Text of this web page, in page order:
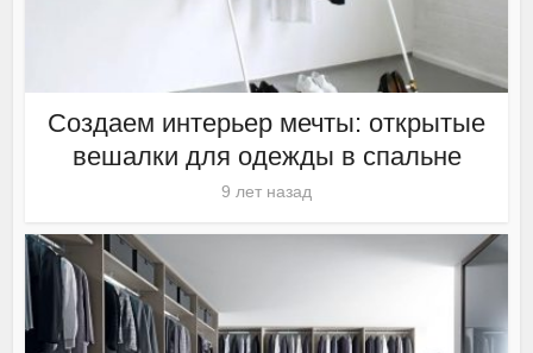
Создаем интерьер мечты: открытые
вешалки для одежды в спальне
9 лет назад